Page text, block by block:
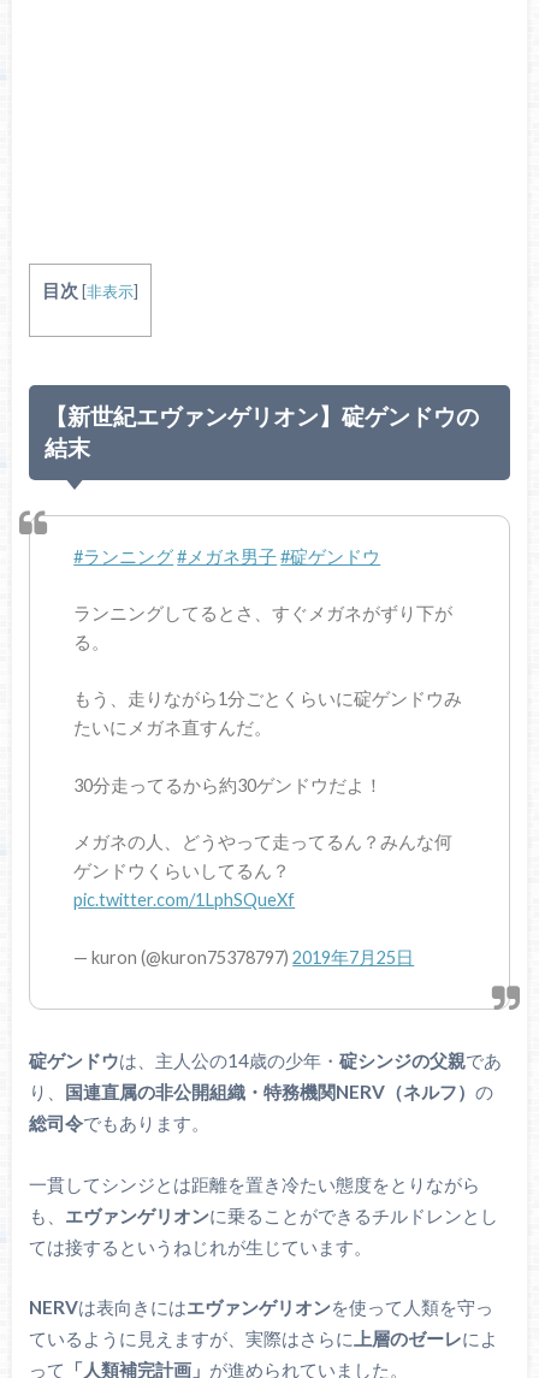
目次 [非表示]
【新世紀エヴァンゲリオン】碇ゲンドウの
結末
#ランニング#メガネ男子#碇ゲンドウ
ランニングしてるとさ、すぐメガネがずり下が
る。
もう、走りながら1分ごとくらいに碇ゲンドウみ
たいにメガネ直すんだ。
30分走ってるから約30ゲンドウだよ！
メガネの人、どうやって走ってるん？みんな何
ゲンドウくらいしてるん？
pic.twitter.com/1LphSQueXf
— kuron (@kuron75378797)2019年7月25日
碇ゲンドウは、主人公の14歳の少年・ 碇シンジの父親であ
り、
国連直属の非公開組織・特務機関NERV（ネルフ） の
総司令でもあります。
一貫してシンジとは距離を置き冷たい態度をとりながら
も、 エヴァンゲリオンに乗ることができるチルドレンとし
ては接するというねじれが生じています。
NERVは表向きにはエヴァンゲリオンを使って人類を守っ
ているように見えますが、実際はさらに 上層のゼーレによ
って 「人類補完計画」 が進められていました。